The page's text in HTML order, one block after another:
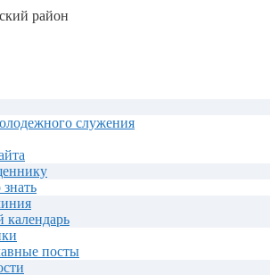
район
служения
календарь
посты